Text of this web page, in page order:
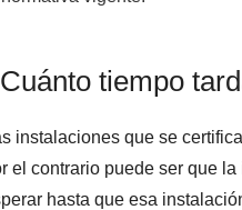
tiempo
instalaciones que se
el contrario puede ser que
hasta que esa